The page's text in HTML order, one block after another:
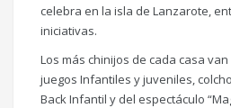
celebra en la isla de Lanzarote,
iniciativas.
Los más chinijos de cada casa
juegos Infantiles y juveniles,
Back Infantil y del espectáculo